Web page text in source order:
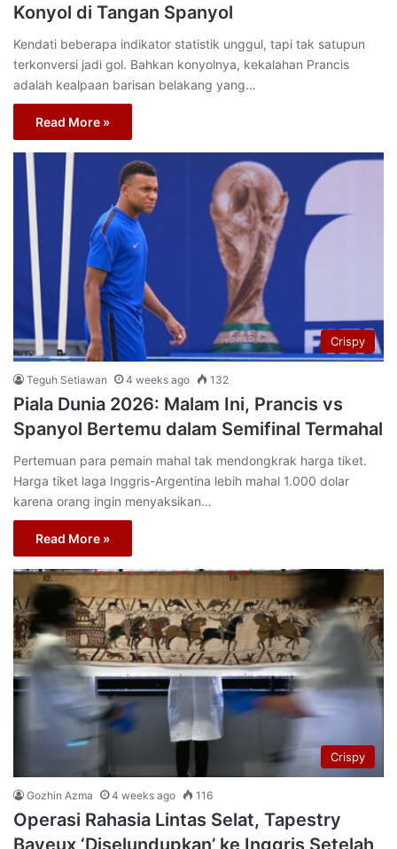
Konyol di Tangan Spanyol
Kendati beberapa indikator statistik unggul, tapi tak satupun
terkonversi jadi gol. Bahkan konyolnya, kekalahan Prancis
adalah kealpaan barisan belakang yang…
Read More »
Crispy
Teguh Setiawan 4 weeks ago 132
Piala Dunia 2026: Malam Ini, Prancis vs
Spanyol Bertemu dalam Semifinal Termahal
Pertemuan para pemain mahal tak mendongkrak harga tiket.
Harga tiket laga Inggris-Argentina lebih mahal 1.000 dolar
karena orang ingin menyaksikan…
Read More »
Crispy
Gozhin Azma 4 weeks ago 116
Operasi Rahasia Lintas Selat, Tapestry